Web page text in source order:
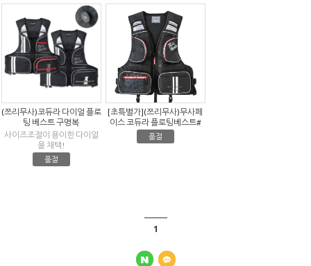
(쯔리무사)코듀라 다이얼 플로
팅 베스트 구명복
사이즈조절이 용이한 다이얼
을 채택!
품절
[초특별가](쯔리무사)무사페
이스 코듀라 플로팅베스트#
품절
1